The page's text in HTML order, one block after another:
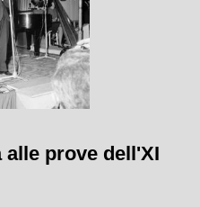
prove dell'XI